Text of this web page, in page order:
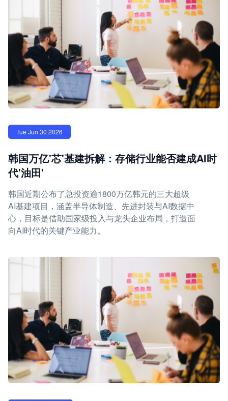
Tue Jun 30 2026
韩国万亿'芯'基建拆解：存储行业能否建成AI时
代'油田'
韩国近期公布了总投资逾1800万亿韩元的三大超级
AI基建项目，涵盖半导体制造、先进封装与AI数据中
心，目标是借助国家级投入与龙头企业布局，打造面
向AI时代的关键产业能力。